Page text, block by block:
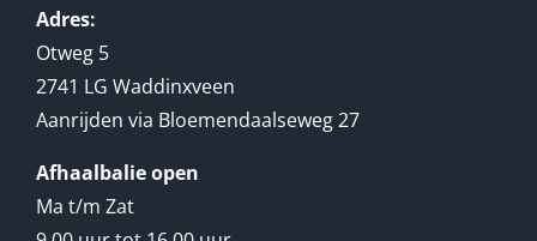
Adres:
Otweg 5
2741 LG Waddinxveen
Aanrijden via Bloemendaalseweg 27
Afhaalbalie open
Ma t/m Zat